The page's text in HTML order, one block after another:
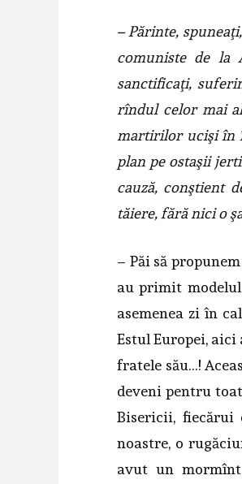
– Părinte,
comuniste de la
sanctificaţi,
rîndul celor mai
martirilor ucişi în
plan pe ostaşii
cauză, conştient
tăiere, fără nici o
– Păi să
au primit
asemenea zi în
Estul Europei, aici
fratele său…!
deveni pentru
Bisericii,
noastre, o
avut un